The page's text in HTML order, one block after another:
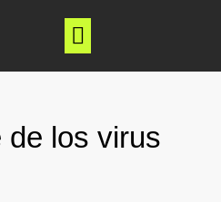
de los virus